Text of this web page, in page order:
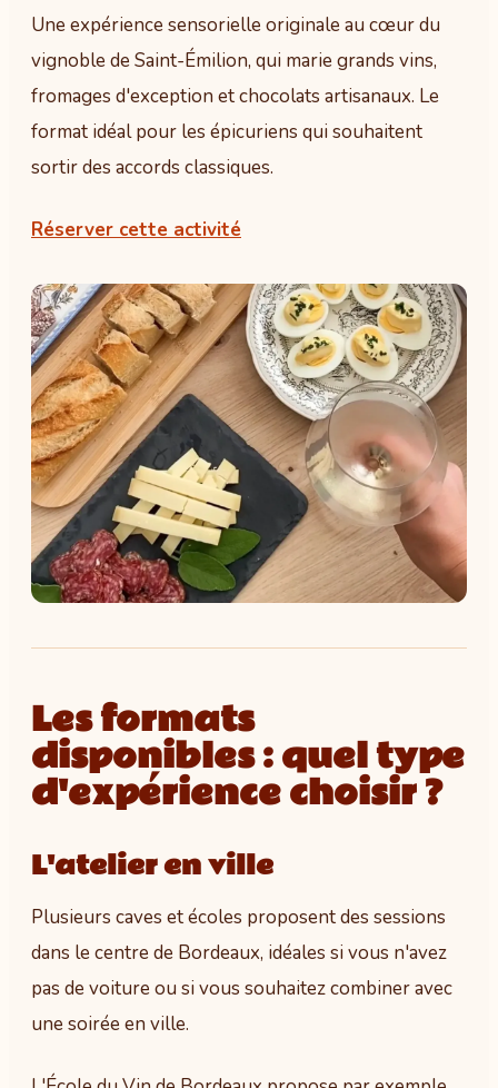
Une expérience sensorielle originale au cœur du
vignoble de Saint-Émilion, qui marie grands vins,
fromages d'exception et chocolats artisanaux. Le
format idéal pour les épicuriens qui souhaitent
sortir des accords classiques.
Réserver cette activité
Les formats
disponibles : quel type
d'expérience choisir ?
L'atelier en ville
Plusieurs caves et écoles proposent des sessions
dans le centre de Bordeaux, idéales si vous n'avez
pas de voiture ou si vous souhaitez combiner avec
une soirée en ville.